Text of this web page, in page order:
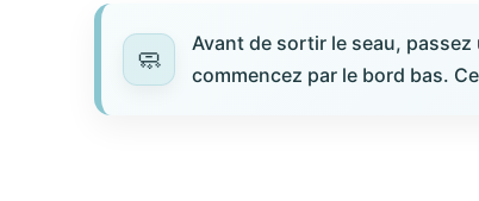
Avant de sortir le seau,
commencez par le bord bas.